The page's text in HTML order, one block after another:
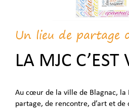
Un lieu de partage
LA MJC C’EST
Au cœur de la ville de Blagnac, la
partage, de rencontre, d’art et de